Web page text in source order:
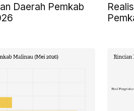
Daerah Pemkab